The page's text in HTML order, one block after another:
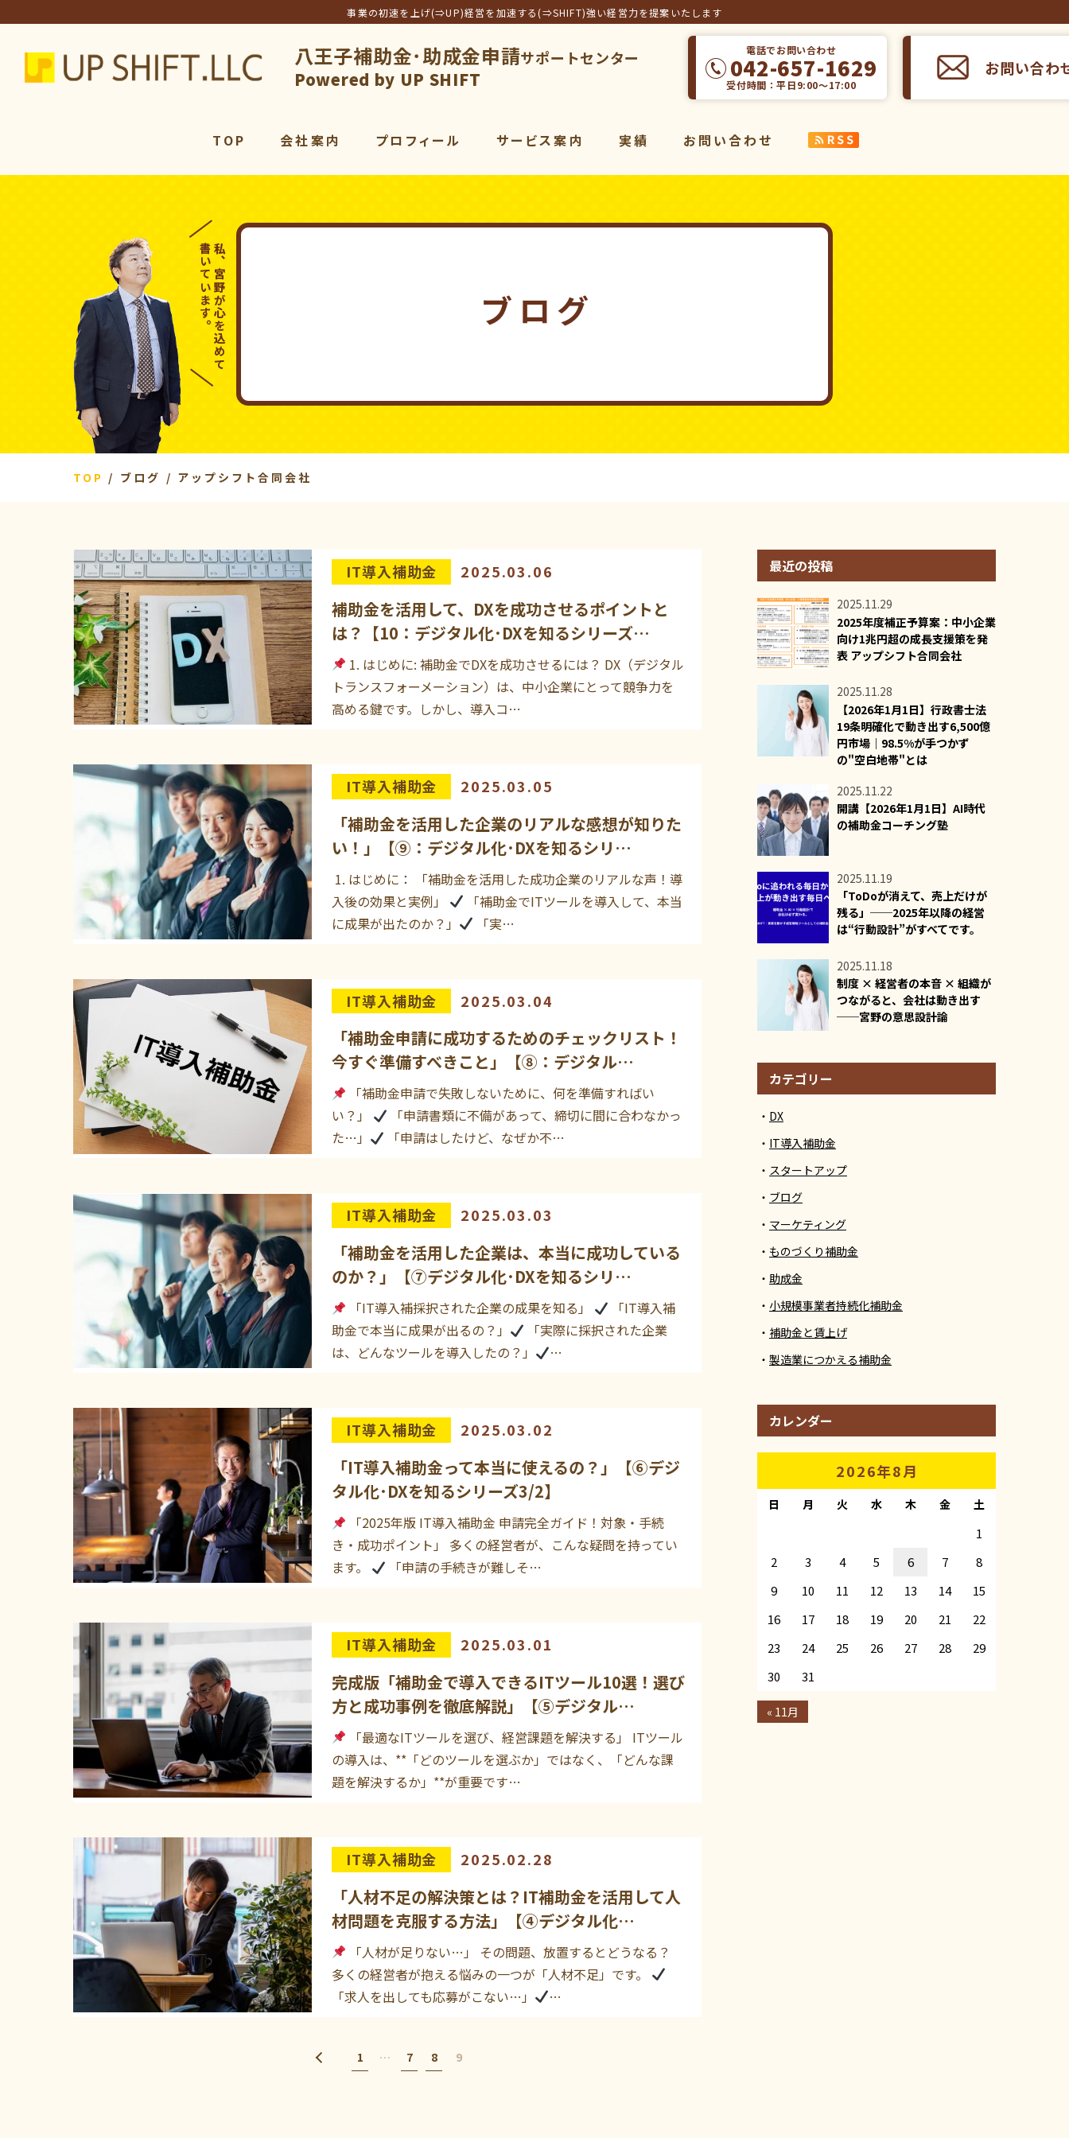
事業の初速を上げ(⇒UP)経営を加速する(⇒SHIFT)強い経営力を提案いたします
アップシフト合同会社
八王子補助金･助成金申請サポートセンター
Powered by UP SHIFT
電話でお問い合わせ
042-657-1629
受付時間：平日9:00～17:00
お問い合わ
TOP 会社案内 プロフィール
サービス案内
サービス一覧
マーケティング
パワーシニア
実績 お問い合わせ
ブログ
TOP ブログ アップシフト合同会社
IT導入補助金 2025.03.06
補助金を活用して、DXを成功させるポイントと
は？【10：デジタル化･DXを知るシリーズ…
1. はじめに: 補助金でDXを成功させるには？ DX（デジタル
トランスフォーメーション）は、中小企業にとって競争力を
高める鍵です。しかし、導入コ…
IT導入補助金 2025.03.05
「補助金を活用した企業のリアルな感想が知りた
い！」【⑨：デジタル化･DXを知るシリ…
1. はじめに： 「補助金を活用した成功企業のリアルな声！導
入後の効果と実例」
「補助金でITツールを導入して、本当
に成果が出たのか？」
「実…
IT導入補助金 2025.03.04
「補助金申請に成功するためのチェックリスト！
今すぐ準備すべきこと」【⑧：デジタル…
「補助金申請で失敗しないために、何を準備すればい
い？」
「申請書類に不備があって、締切に間に合わなかっ
た…」
「申請はしたけど、なぜか不…
IT導入補助金 2025.03.03
「補助金を活用した企業は、本当に成功している
のか？」【⑦デジタル化･DXを知るシリ…
「IT導入補採択された企業の成果を知る」
「IT導入補
助金で本当に成果が出るの？」
「実際に採択された企業
は、どんなツールを導入したの？」
…
IT導入補助金 2025.03.02
「IT導入補助金って本当に使えるの？」【⑥デジ
タル化･DXを知るシリーズ3/2】
「2025年版 IT導入補助金 申請完全ガイド！対象・手続
き・成功ポイント」 多くの経営者が、こんな疑問を持ってい
ます。
「申請の手続きが難しそ…
IT導入補助金 2025.03.01
完成版「補助金で導入できるITツール10選！選び
方と成功事例を徹底解説」【⑤デジタル…
「最適なITツールを選び、経営課題を解決する」 ITツール
の導入は、**「どのツールを選ぶか」ではなく、「どんな課
題を解決するか」**が重要です…
IT導入補助金 2025.02.28
「人材不足の解決策とは？IT補助金を活用して人
材問題を克服する方法」【④デジタル化…
「人材が足りない…」 その問題、放置するとどうなる？
多くの経営者が抱える悩みの一つが「人材不足」です。
「求人を出しても応募がこない…」
…
1 … 7 8 9
最近の投稿
2025.11.29
2025年度補正予算案：中小企業
向け1兆円超の成長支援策を発
表 アップシフト合同会社
2025.11.28
【2026年1月1日】行政書士法
19条明確化で動き出す6,500億
円市場｜98.5%が手つかず
の"空白地帯"とは
2025.11.22
開講【2026年1月1日】AI時代
の補助金コーチング塾
2025.11.19
「ToDoが消えて、売上だけが
残る」──2025年以降の経営
は“行動設計”がすべてです。
2025.11.18
制度 × 経営者の本音 × 組織が
つながると、会社は動き出す
──宮野の意思設計論
カテゴリー
DX
IT導入補助金
スタートアップ
ブログ
マーケティング
ものづくり補助金
助成金
小規模事業者持続化補助金
補助金と賃上げ
製造業につかえる補助金
カレンダー
2026年8月
日 月 火 水 木 金 土
1
2
3 4 5 6 7
8
9
10 11 12 13 14
15
16
17 18 19 20 21
22
23
24 25 26 27 28
29
30
31
« 11月